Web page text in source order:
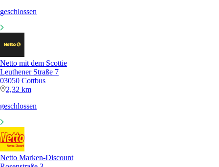
geschlossen
Netto mit dem Scottie
Leuthener Straße 7
03050 Cottbus
2,32 km
geschlossen
Netto Marken-Discount